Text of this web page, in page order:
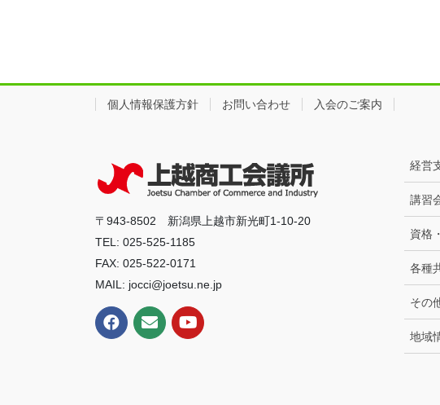
個人情報保護方針 お問い合わせ 入会のご案内
〒943-8502 新潟県上越市新光町1-10-20
TEL: 025-525-1185
FAX: 025-522-0171
MAIL: jocci@joetsu.ne.jp
経営
講習
資格
各種
その
地域